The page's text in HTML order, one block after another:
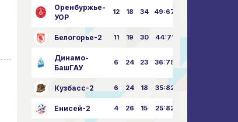
Оренбуржье-
УОР
12 18 34 49:67
Белогорье-2 11 19 30 44:71
Динамо-
БашГАУ
6 24 23 36:75
Кузбасс-2 6 24 18 35:82
Енисей-2 4 26 15 25:82